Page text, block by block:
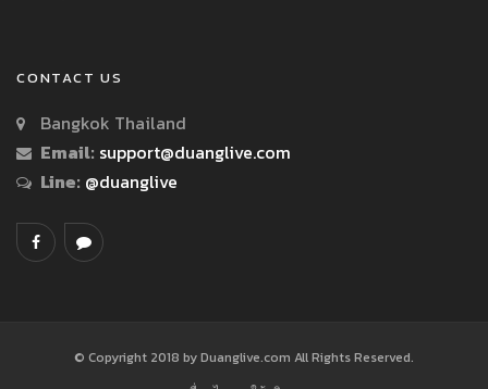
CONTACT US
Bangkok Thailand
Email: support@duanglive.com
Line: @duanglive
© Copyright 2018 by Duanglive.com All Rights Reserved.